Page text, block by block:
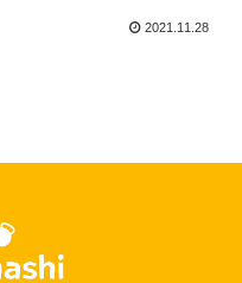
2021.11.28